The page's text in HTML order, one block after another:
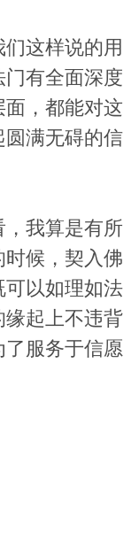
这样说的用
有全面深度
，都能对这
满无碍的信
我算是有所
候，契入佛
以如理如法
缘起上不违背
服务于信愿